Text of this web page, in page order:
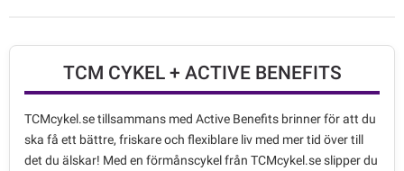
TCM CYKEL + ACTIVE BENEFITS
TCMcykel.se tillsammans med Active Benefits brinner för att du
ska få ett bättre, friskare och flexiblare liv med mer tid över till
det du älskar! Med en förmånscykel från TCMcykel.se slipper du